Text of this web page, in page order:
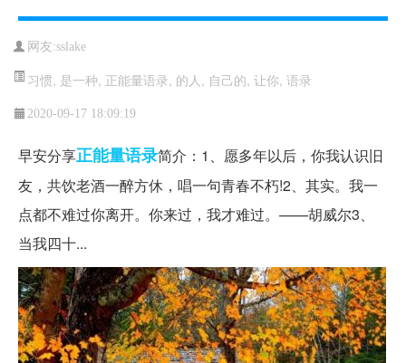
网友:sslake
习惯, 是一种, 正能量语录, 的人 , 自己的, 让你, 语录
2020-09-17 18:09:19
早安分享正能量语录简介：1、愿多年以后，你我认识旧
友，共饮老酒一醉方休，唱一句青春不朽!2、其实。我一
点都不难过你离开。你来过，我才难过。——胡威尔3、
当我四十...